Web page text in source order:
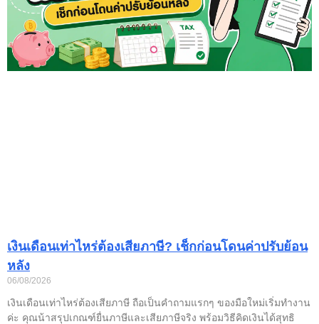
เงินเดือนเท่าไหร่ต้องเสียภาษี? เช็กก่อนโดนค่าปรับย้อน
หลัง
06/08/2026
เงินเดือนเท่าไหร่ต้องเสียภาษี ถือเป็นคำถามแรกๆ ของมือใหม่เริ่มทำงาน
ค่ะ คุณน้าสรุปเกณฑ์ยื่นภาษีและเสียภาษีจริง พร้อมวิธีคิดเงินได้สุทธิ